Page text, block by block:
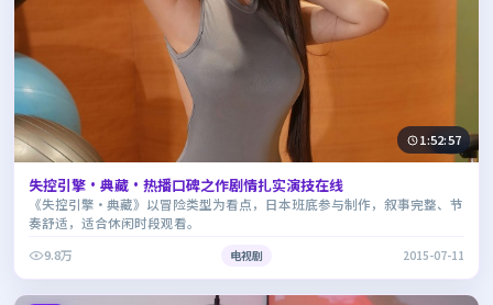
1:52:57
失控引擎·典藏·热播口碑之作剧情扎实演技在线
《失控引擎·典藏》以冒险类型为看点，日本班底参与制作，叙事完整、节
奏舒适，适合休闲时段观看。
9.8万
电视剧 2015-07-11